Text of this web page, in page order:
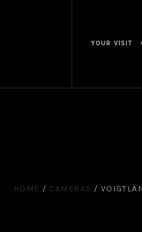
YOUR VISIT
HOME / CAMERAS /